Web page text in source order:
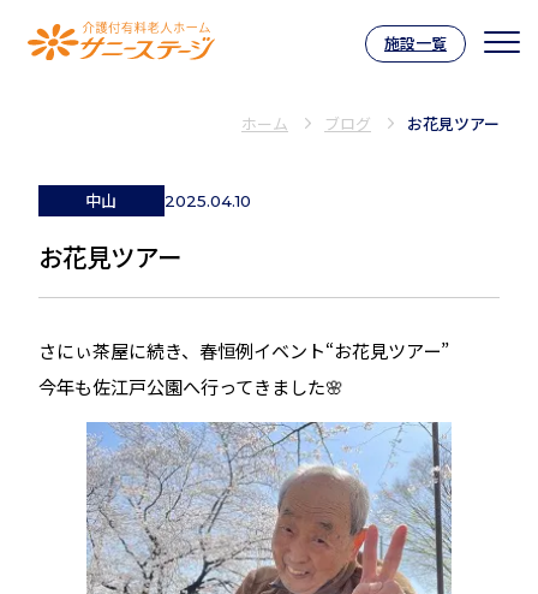
介護付有料老人ホーム サニーステー
施設一覧
ホーム ブログ お花見ツアー
中山 2025.04.10
お花見ツアー
さにぃ茶屋に続き、春恒例イベント“お花見ツアー”
今年も佐江戸公園へ行ってきました🌸